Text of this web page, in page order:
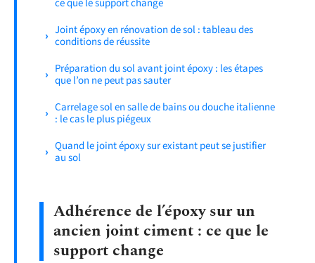
Joint époxy en rénovation de sol : tableau des
conditions de réussite
Préparation du sol avant joint époxy : les étapes
que l’on ne peut pas sauter
Carrelage sol en salle de bains ou douche italienne
: le cas le plus piégeux
Quand le joint époxy sur existant peut se justifier
au sol
Adhérence de l’époxy sur un
ancien joint ciment : ce que le
support change